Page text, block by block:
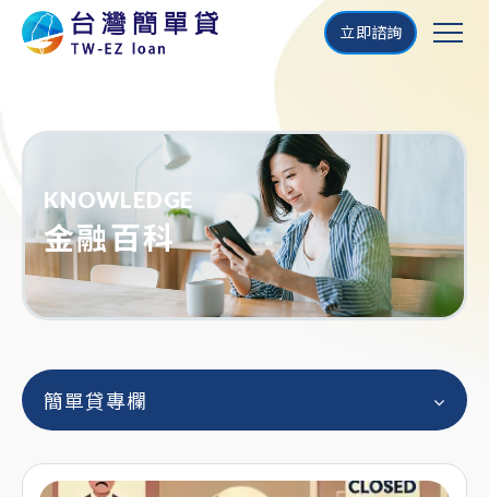
立即諮詢
KNOWLEDGE
金融百科
簡單貸專欄